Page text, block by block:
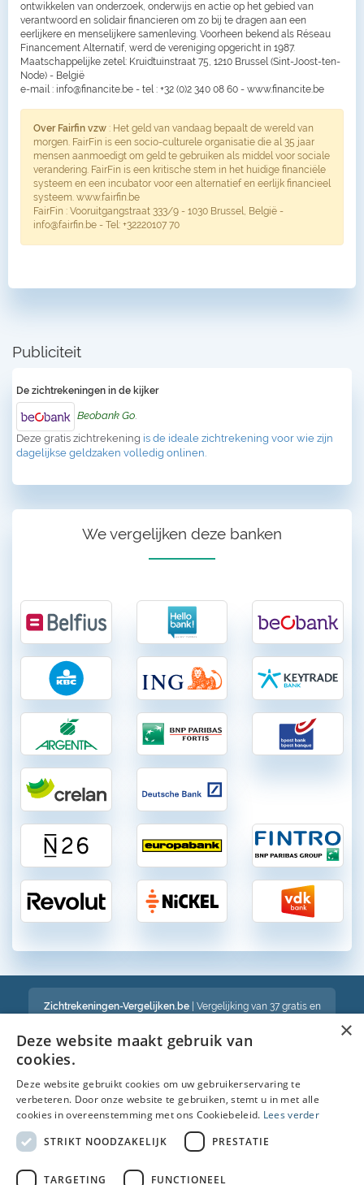
ontwikkelen van onderzoek, onderwijs en actie op het gebied van
verantwoord en solidair financieren om zo bij te dragen aan een
eerlijkere en menselijkere samenleving. Voorheen bekend als Réseau
Financement Alternatif, werd de vereniging opgericht in 1987.
Maatschappelijke zetel: Kruidtuinstraat 75, 1210 Brussel (Sint-Joost-ten-
Node) - België
e-mail : info@financite.be - tel : +32 (0)2 340 08 60 - www.financite.be
Over Fairfin vzw : Het geld van vandaag bepaalt de wereld van
morgen. FairFin is een socio-culturele organisatie die al 35 jaar
mensen aanmoedigt om geld te gebruiken als middel voor sociale
verandering. FairFin is een kritische stem in het huidige financiële
systeem en een incubator voor een alternatief en eerlijk financieel
systeem. www.fairfin.be
FairFin : Vooruitgangstraat 333/9 - 1030 Brussel, België -
info@fairfin.be - Tel: +32220107 70
Publiciteit
De zichtrekeningen in de kijker
Beobank Go.
Deze gratis zichtrekening is de ideale zichtrekening voor wie zijn
dagelijkse geldzaken volledig onlinen.
We vergelijken deze banken
Zichtrekeningen-Vergelijken.be| Vergelijking van 37 gratis en
Een volledig onafhankelijke vergelijking van gratis en betalende
bankrekeningen in België
Bekijk ook :
Spaarrekening
×
Deze website maakt gebruik van
cookies.
Deze website gebruikt cookies om uw gebruikerservaring te
verbeteren. Door onze website te gebruiken, stemt u in met alle
cookies in overeenstemming met ons Cookiebeleid. Lees verder
STRIKT NOODZAKELIJK
PRESTATIE
TARGETING FUNCTIONEEL